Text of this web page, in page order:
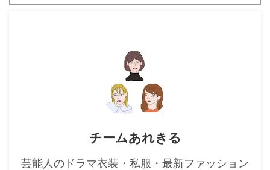
チームあれきる
芸能人のドラマ衣装・私服・最新ファッション